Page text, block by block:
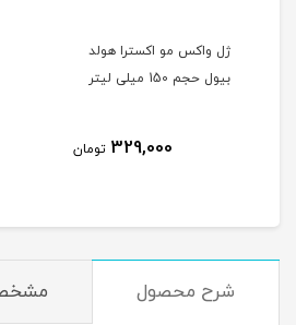
ژل واکس مو اکسترا هولد
بیول حجم 150 میلی لیتر
329,000 تومان
شرح محصول